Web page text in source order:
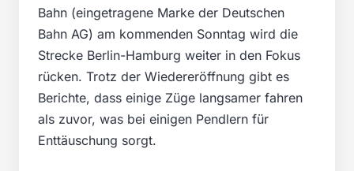
Bahn (eingetragene Marke der Deutschen
Bahn AG) am kommenden Sonntag wird die
Strecke Berlin-Hamburg weiter in den Fokus
rücken. Trotz der Wiedereröffnung gibt es
Berichte, dass einige Züge langsamer fahren
als zuvor, was bei einigen Pendlern für
Enttäuschung sorgt.